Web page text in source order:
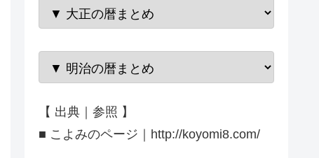
【 出典｜参照 】
■ こよみのページ｜http://koyomi8.com/